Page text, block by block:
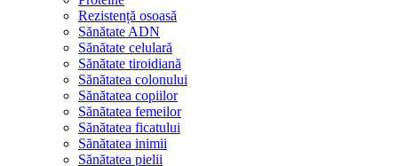
Rezistență osoasă
Sănătate ADN
Sănătate celulară
Sănătate tiroidiană
Sănătatea colonului
Sănătatea copiilor
Sănătatea femeilor
Sănătatea ficatului
Sănătatea inimii
Sănătatea pielii